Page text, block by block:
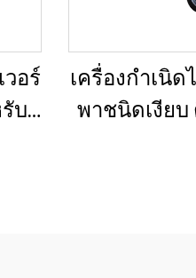
วอร์
บ
เครื่องกำเนิ
พาชนิดเงีย